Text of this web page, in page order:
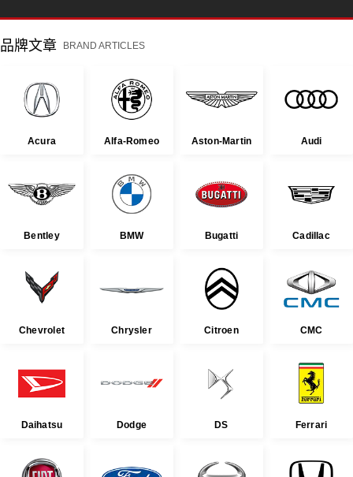
品牌文章 BRAND ARTICLES
Acura Alfa-Romeo Aston-Martin Audi
Bentley BMW Bugatti Cadillac
Chevrolet Chrysler Citroen CMC
Daihatsu Dodge DS Ferrari